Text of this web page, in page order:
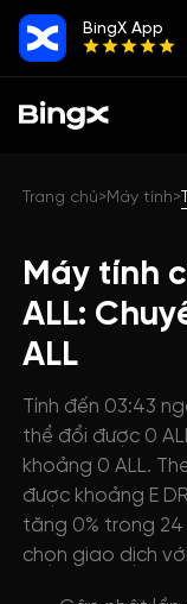
BingX App
Trang chủ>Máy tính>
Máy tính
ALL:
ALL
Tính đến 03:43
thể đổi được 0
khoảng 0 ALL.
được khoảng E
tăng 0% trong 24
chọn giao dịch